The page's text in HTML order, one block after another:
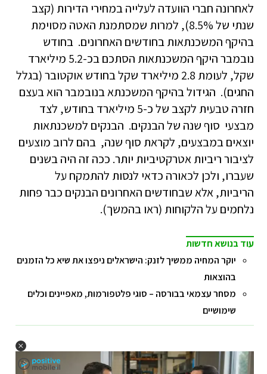
לאחרונה חברי הוועדה לעלייה במחירי הדירות (קצב
שנתי של 8.5%), למרות שמסתמנת האטה מסוימת
בהיקף המשכנתאות בחודשים האחרונים. בחודש
נובמבר היקף המשכנתאות הסתכם בכ-5.2 מיליארד
שקל, לעומת 2.8 מיליארד שקל בחודש אוקטובר (בגלל
החגים). הגידול בהיקף המשכנתא בנובמבר הוא בעצם
חזרה טבעית לקצב של כ-5 מיליארד בחודש, לצד
מבצעי סוף שנה של הבנקים. הבנקים למשכנתאות
יוצאים במבצעים, לקראת סוף שנה, בהם לרוב מוצעים
לציבור ריביות אטרקטיביות יותר. ככה זה היה בשנים
שעברו, ולכן לכאורה כדאי לנסות להתמקח על
הריביות, אלא שבחודשים האחרונים הבנקים כבר פחות
נלחמים על הלקוחות (ראו בהמשך).
עוד בנושא חדשות
יוקר המחיה ממשיך לזנק: הישראלים ניפצו את שיא כל הזמנים
בהוצאות
מסחר עצמאי בבורסה – סוגי פלטפורמות, מאפיינים וכלים
שימושיים